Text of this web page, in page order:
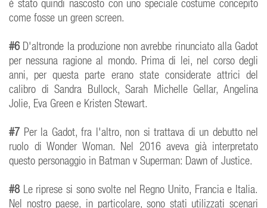
è stato quindi nascosto con uno speciale costume concepito
come fosse un green screen.
#6 D'altronde la produzione non avrebbe rinunciato alla Gadot
per nessuna ragione al mondo. Prima di lei, nel corso degli
anni, per questa parte erano state considerate attrici del
calibro di Sandra Bullock, Sarah Michelle Gellar, Angelina
Jolie, Eva Green e Kristen Stewart.
#7 Per la Gadot, fra l'altro, non si trattava di un debutto nel
ruolo di Wonder Woman. Nel 2016 aveva già interpretato
questo personaggio in Batman v Superman: Dawn of Justice.
#8 Le riprese si sono svolte nel Regno Unito, Francia e Italia.
Nel nostro paese, in particolare, sono stati utilizzati scenari